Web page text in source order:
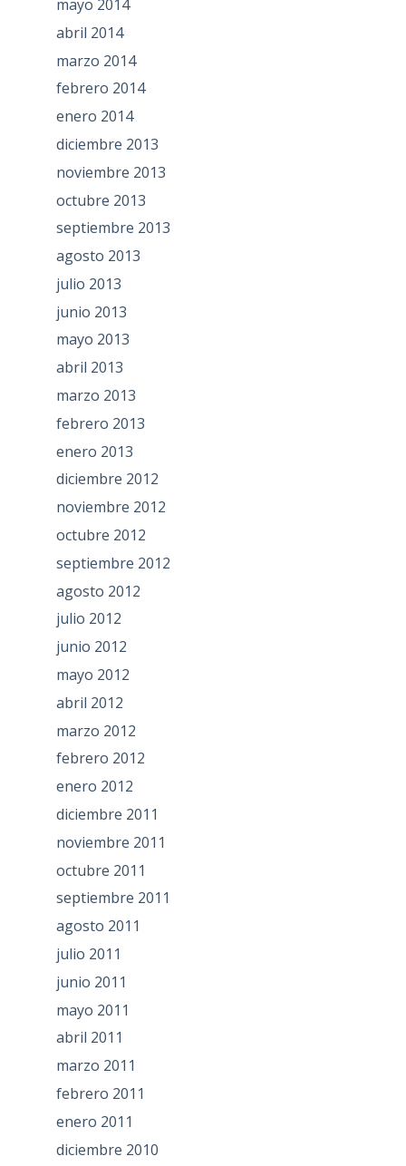
mayo 2014
abril 2014
marzo 2014
febrero 2014
enero 2014
diciembre 2013
noviembre 2013
octubre 2013
septiembre 2013
agosto 2013
julio 2013
junio 2013
mayo 2013
abril 2013
marzo 2013
febrero 2013
enero 2013
diciembre 2012
noviembre 2012
octubre 2012
septiembre 2012
agosto 2012
julio 2012
junio 2012
mayo 2012
abril 2012
marzo 2012
febrero 2012
enero 2012
diciembre 2011
noviembre 2011
octubre 2011
septiembre 2011
agosto 2011
julio 2011
junio 2011
mayo 2011
abril 2011
marzo 2011
febrero 2011
enero 2011
diciembre 2010